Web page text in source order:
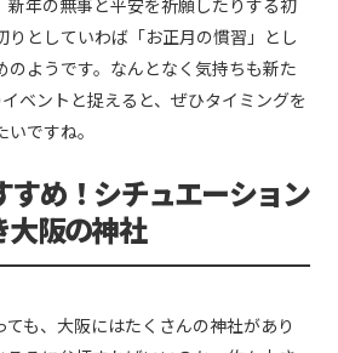
りとしていわば「お正月の慣習」とし
のようです。なんとなく気持ちも新た
ベントと捉えると、ぜひタイミングを
ですね。
すめ！シチュエーション
大阪の神社
ても、大阪にはたくさんの神社があり